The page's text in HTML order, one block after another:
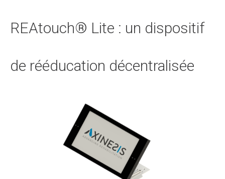
REAtouch® Lite : un dispositif
de rééducation décentralisée